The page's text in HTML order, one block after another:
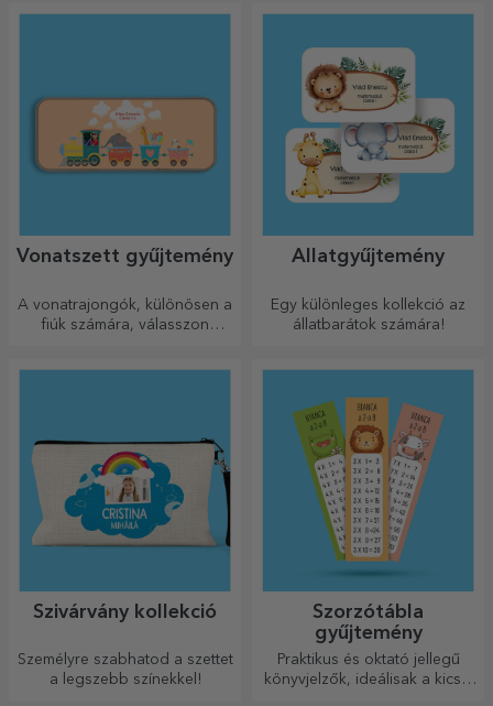
Vonatszett gyűjtemény
A vonatrajongók, különösen a
fiúk számára, válasszon
Állatgyűjtemény
Egy különleges kollekció az
állatbarátok számára!
Szivárvány kollekció
Személyre szabhatod a szettet
a legszebb színekkel!
Szorzótábla
gyűjtemény
Praktikus és oktató jellegű
könyvjelzők, ideálisak a kicsik